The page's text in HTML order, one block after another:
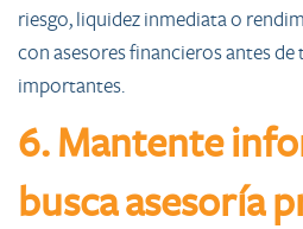
riesgo, liquidez inmediata o
con asesores financieros antes
importantes.
6. Mantente
busca asesoría